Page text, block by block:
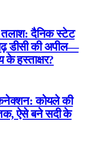
तलाश: दैनिक स्टेट
डीसी की अपील—
के हस्ताक्षर?
कोयले की
ऐसे बने सदी के